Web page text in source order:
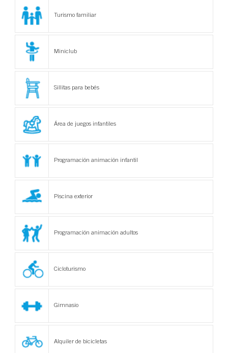
Turismo familiar
Miniclub
Sillitas para bebés
Área de juegos infantiles
Programación animación infantil
Piscina exterior
Programación animación adultos
Cicloturismo
Gimnasio
Alquiler de bicicletas